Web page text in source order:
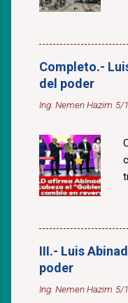
Completo.-
del poder
Ing. Nemen Hazim 5/
III.- Luis
poder
Ing. Nemen Hazim 5/